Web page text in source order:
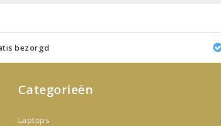
bezorgd
Categorieën
Laptops